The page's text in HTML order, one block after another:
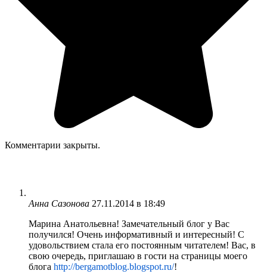
Комментарии закрыты.
Анна Сазонова 27.11.2014 в 18:49
Марина Анатольевна! Замечательный блог у Вас
получился! Очень информативный и интересный! С
удовольствием стала его постоянным читателем! Вас, в
свою очередь, приглашаю в гости на страницы моего
блога http://bergamotblog.blogspot.ru/!